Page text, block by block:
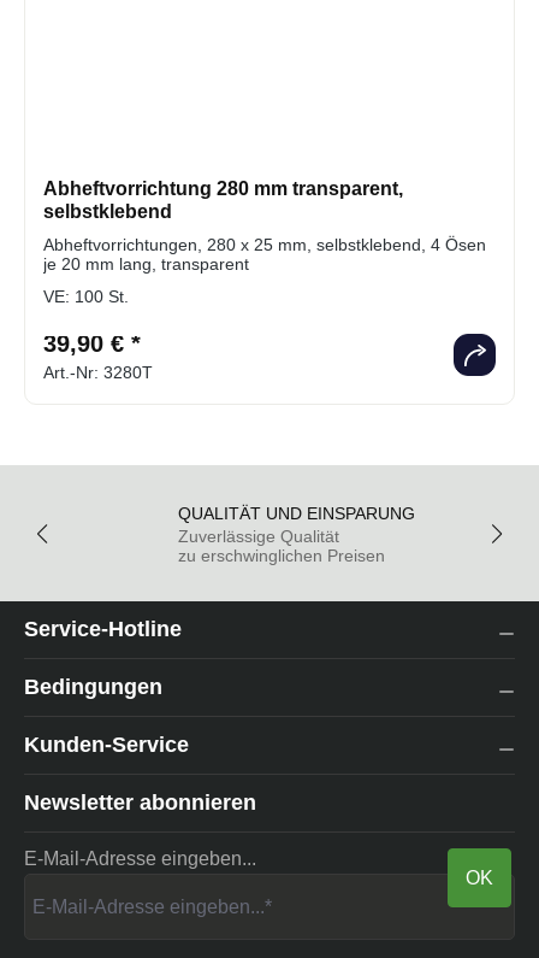
Abheftvorrichtung 280 mm transparent,
selbstklebend
Abheftvorrichtungen, 280 x 25 mm, selbstklebend, 4 Ösen
je 20 mm lang, transparent
VE: 100 St.
39,90 € *
Art.-Nr: 3280T
QUALITÄT UND EINSPARUNG
Zuverlässige Qualität
zu erschwinglichen Preisen
Service-Hotline
Bedingungen
Kunden-Service
Newsletter abonnieren
E-Mail-Adresse eingeben...
OK